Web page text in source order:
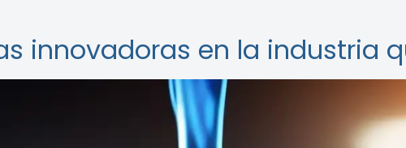
innovadoras en la industria